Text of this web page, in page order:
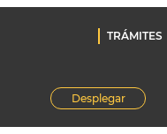
TRÁMITES
Desplegar